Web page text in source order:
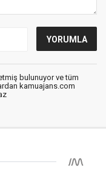
bulunuyor ve tüm
kamuajans.com